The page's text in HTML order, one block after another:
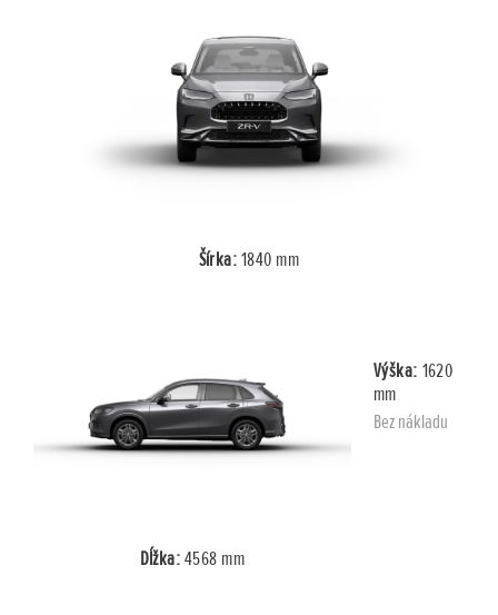
Šírka:1840 mm
Dĺžka:4568 mm
Výška: 1620
mm
Bez nákladu